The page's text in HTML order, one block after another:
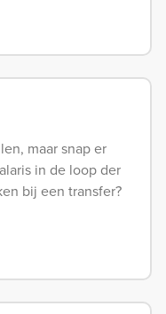
maar snap er
in de loop der
bij een transfer?